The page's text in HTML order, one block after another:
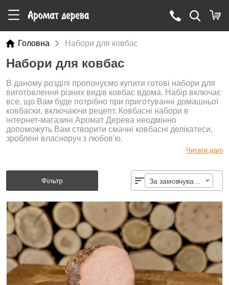
Головна Набори для ковбас
Набори для ковбас
В даному розділі пропонуємо купити готові набори для
виготовлення різних видів ковбас вдома. Набір включає
все, що Вам буде потрібно при приготуванні домашньої
ковбаски, включаючи рецепт. Ковбасні набори в
інтернет-магазині Аромат Дерева неодмінно
допоможуть Вам створити смачні ковбасні делікатеси,
зроблені власноруч з любов'ю.
Читати далі
Фільтр